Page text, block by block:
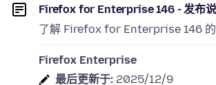
Firefox for Enterprise 146 - 发布
了解 Firefox for Enterprise 146 的
Firefox Enterprise
最后更新于: 2025/12/9